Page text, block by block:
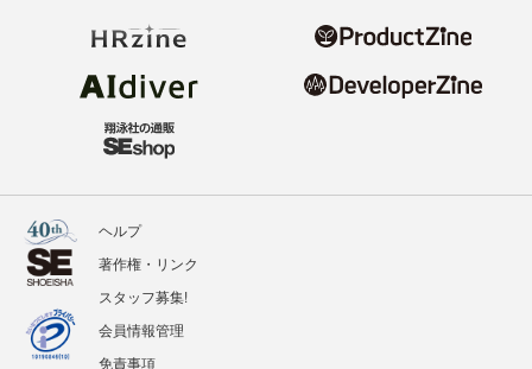
ヘルプ
著作権・リンク
スタッフ募集!
会員情報管理
免責事項